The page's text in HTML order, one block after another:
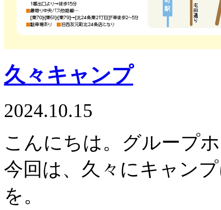
久々キャンプ
2024.10.15
こんにちは。グループ
今回は、久々にキャン
を。